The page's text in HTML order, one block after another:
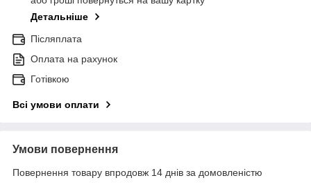
Детальніше
Післяплата
Оплата на рахунок
Готівкою
Всі умови оплати
Умови повернення
Повернення товару впродовж 14 днів за домовленістю